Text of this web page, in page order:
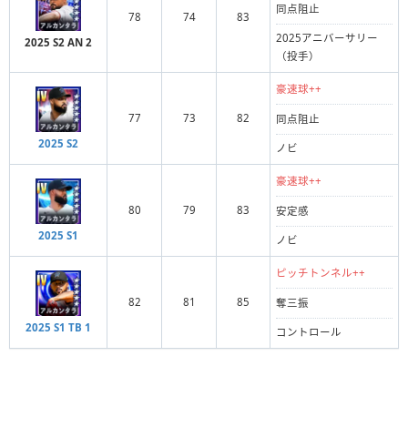
2025 S2 AN 2
78 74 83
同点阻止
2025アニバーサリー
（投手）
2025 S2
77 73 82
豪速球++
同点阻止
ノビ
2025 S1
80 79 83
豪速球++
安定感
ノビ
2025 S1 TB 1
82 81 85
ピッチトンネル++
奪三振
コントロール